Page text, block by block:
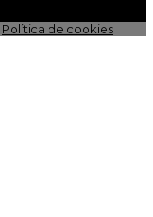
Política de cookies